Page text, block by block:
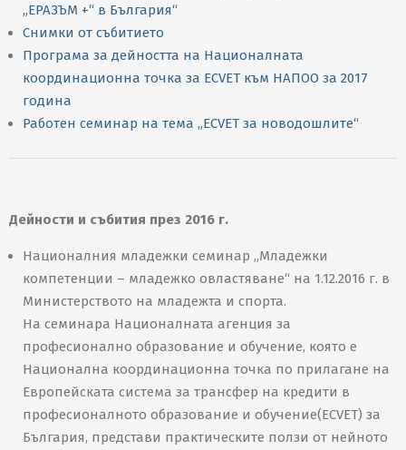
„ЕРАЗЪМ +“ в България“
Снимки от събитието
Програма за дейността на Националната
координационна точка за ECVET към НАПОО за 2017
година
Работен семинар на тема „ECVET за новодошлите“
Дейности и събития през 2016 г.
Националния младежки семинар „Младежки
компетенции – младежко овластяване“ на 1.12.2016 г. в
Министерството на младежта и спорта.
На семинара Националната агенция за
професионално образование и обучение, която е
Национална координационна точка по прилагане на
Европейската система за трансфер на кредити в
професионалното образование и обучение(ЕСVЕТ) за
България, представи практическите ползи от нейното